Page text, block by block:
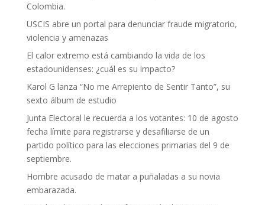
Colombia.
USCIS abre un portal para denunciar fraude migratorio,
violencia y amenazas
El calor extremo está cambiando la vida de los
estadounidenses: ¿cuál es su impacto?
Karol G lanza “No me Arrepiento de Sentir Tanto”, su
sexto álbum de estudio
Junta Electoral le recuerda a los votantes: 10 de agosto
fecha límite para registrarse y desafiliarse de un
partido político para las elecciones primarias del 9 de
septiembre.
Hombre acusado de matar a puñaladas a su novia
embarazada.